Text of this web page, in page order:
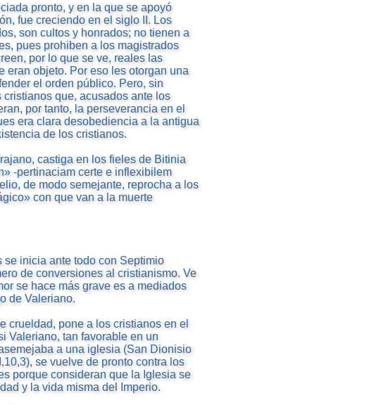
pronto, y en la que se apoyó
fue creciendo en el siglo II. Los
son cultos y honrados; no tienen a
pues prohiben a los magistrados
por lo que se ve, reales las
eran objeto. Por eso les otorgan una
el orden público. Pero, sin
que, acusados ante los
por tanto, la perseverancia en el
era clara desobediencia a la antigua
de los cristianos.
castiga en los fieles de Bitinia
-pertinaciam certe e inflexibilem
de modo semejante, reprocha a los
con que van a la muerte
inicia ante todo con Septimio
de conversiones al cristianismo. Ve
se hace más grave es a mediados
de Valeriano.
crueldad, pone a los cristianos en el
Valeriano, tan favorable en un
a una iglesia (San Dionisio
se vuelve de pronto contra los
porque consideran que la Iglesia se
y la vida misma del Imperio.